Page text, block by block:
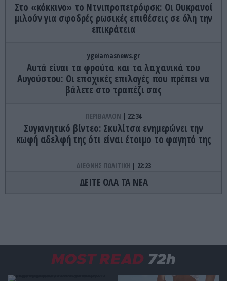
Στο «κόκκινο» το Ντνιπροπετρόφσκ: Οι Ουκρανοί
μιλούν για σφοδρές ρωσικές επιθέσεις σε όλη την
επικράτεια
ygeiamasnews.gr
Αυτά είναι τα φρούτα και τα λαχανικά του
Αυγούστου: Οι εποχικές επιλογές που πρέπει να
βάλετε στο τραπέζι σας
ΠΕΡΙΒΑΛΛΟΝ 22:34
Συγκινητικό βίντεο: Σκυλίτσα ενημερώνει την
κωφή αδελφή της ότι είναι έτοιμο το φαγητό της
ΔΙΕΘΝΗΣ ΠΟΛΙΤΙΚΗ 22:23
ΗΠΑ: Η Γερουσία ενέκρινε νέο πακέτο κυρώσεων
κατά της Ρωσίας
22:14
ΔΕΙΤΕ ΟΛΑ ΤΑ ΝΕΑ
MOST READ 72h